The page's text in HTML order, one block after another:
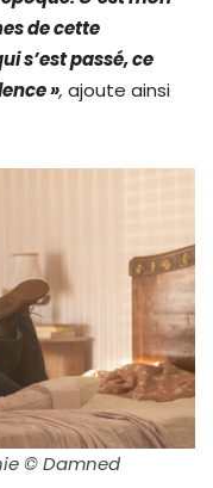
de cette
s’est passé, ce
», ajoute ainsi
©Damned